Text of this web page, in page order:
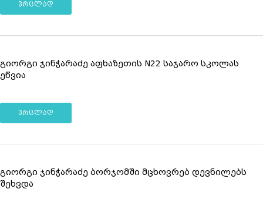
ვრცლად
გიორგი ჯინჭარაძე აფხაზეთის N22 საჯარო სკოლას
ეწვია
ვრცლად
გიორგი ჯინჭარაძე ბორჯომში მცხოვრებ დევნილებს
შეხვდა